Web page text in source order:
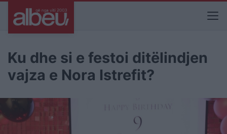
Ku dhe si e festoi ditëlindjen
vajza e Nora Istrefit?